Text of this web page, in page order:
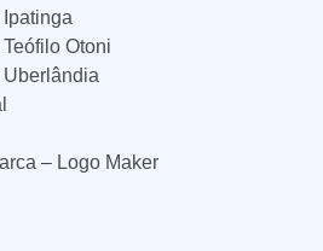
Otoni
Uberlândia
– Logo Maker